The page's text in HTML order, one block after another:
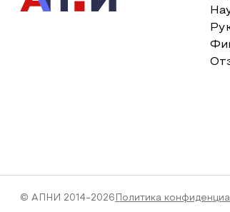
© АПНИ 2014-2026 Политика